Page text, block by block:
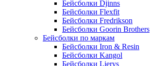
Бейсболки Djinns
Бейсболки Flexfit
Бейсболки Fredrikson
Бейсболки Goorin Brothers
Бейсболки по маркам
Бейсболки Iron & Resin
Бейсболки Kangol
Бейсболки Lierys